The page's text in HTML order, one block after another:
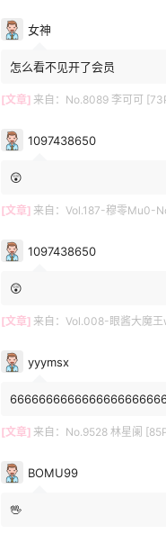
女神
怎么看不见开了会员
[文章] 来自： No.8089 李可可
1097438650
😲
[文章] 来自： Vol.187-穆零Mu0-No.027
1097438650
😲
[文章] 来自： Vol.008-眼酱大魔王w-
yyymsx
[文章] 来自： No.9528 林星阑
BOMU99
🖖